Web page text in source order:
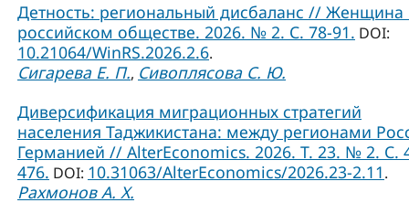
Детность: региональный дисбаланс // Женщина
российском обществе. 2026. № 2. С. 78-91. DOI:
10.21064/WinRS.2026.2.6.
Сигарева Е. П., Сивоплясова С. Ю.
Диверсификация миграционных стратегий
населения Таджикистана: между регионами
Германией // AlterEconomics. 2026. Т. 23. № 2. С.
476. DOI: 10.31063/AlterEconomics/2026.23-2.11.
Рахмонов А. Х.